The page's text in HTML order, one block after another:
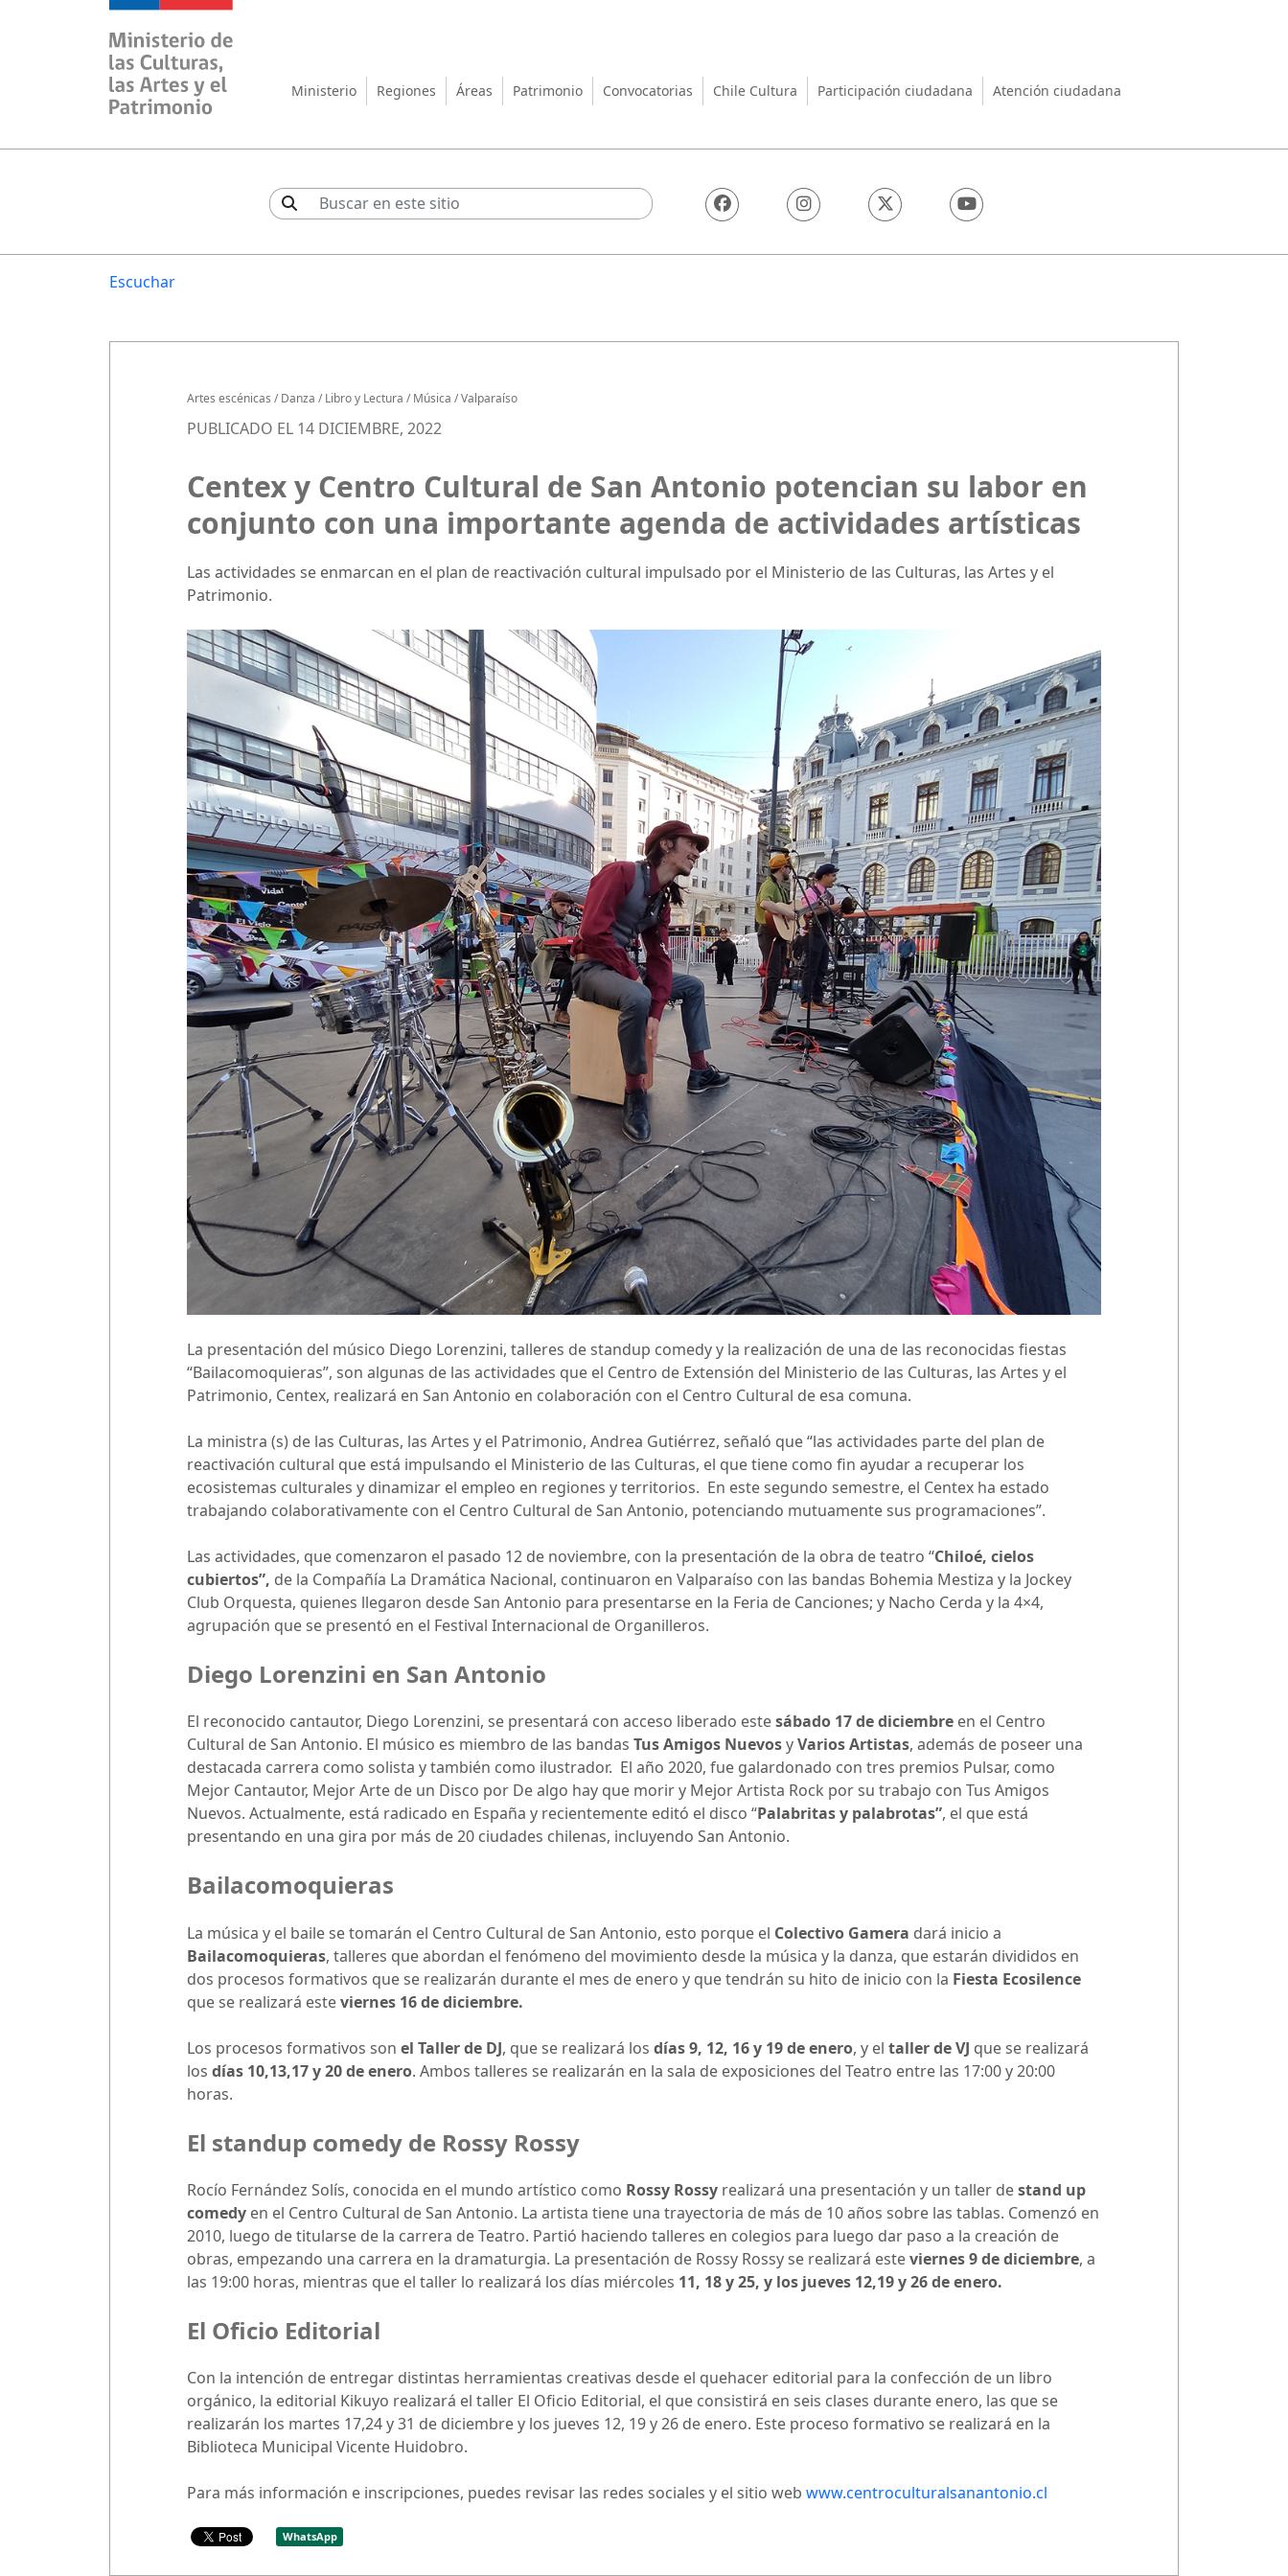
Ministerio de las Culturas, las Artes y el Patrimonio
Ministerio Regiones Áreas Patrimonio Convocatorias Chile Cultura Participación ciudadana Atención ciudadana
Escuchar
Artes escénicas /Danza /Libro y Lectura /Música /Valparaíso
PUBLICADO EL 14 DICIEMBRE, 2022
Centex y Centro Cultural de San Antonio potencian su labor en
conjunto con una importante agenda de actividades artísticas
Las actividades se enmarcan en el plan de reactivación cultural impulsado por el Ministerio de las Culturas, las Artes y el
Patrimonio.
La presentación del músico Diego Lorenzini, talleres de standup comedy y la realización de una de las reconocidas fiestas
“Bailacomoquieras”, son algunas de las actividades que el Centro de Extensión del Ministerio de las Culturas, las Artes y el
Patrimonio, Centex, realizará en San Antonio en colaboración con el Centro Cultural de esa comuna.
La ministra (s) de las Culturas, las Artes y el Patrimonio, Andrea Gutiérrez, señaló que “las actividades parte del plan de
reactivación cultural que está impulsando el Ministerio de las Culturas, el que tiene como fin ayudar a recuperar los
ecosistemas culturales y dinamizar el empleo en regiones y territorios. En este segundo semestre, el Centex ha estado
trabajando colaborativamente con el Centro Cultural de San Antonio, potenciando mutuamente sus programaciones”.
Las actividades, que comenzaron el pasado 12 de noviembre, con la presentación de la obra de teatro “Chiloé, cielos
cubiertos”, de la Compañía La Dramática Nacional, continuaron en Valparaíso con las bandas Bohemia Mestiza y la Jockey
Club Orquesta, quienes llegaron desde San Antonio para presentarse en la Feria de Canciones; y Nacho Cerda y la 4×4,
agrupación que se presentó en el Festival Internacional de Organilleros.
Diego Lorenzini en San Antonio
El reconocido cantautor, Diego Lorenzini, se presentará con acceso liberado estesábado 17 de diciembre en el Centro
Cultural de San Antonio. El músico es miembro de las bandas Tus Amigos NuevosyVarios Artistas, además de poseer una
destacada carrera como solista y también como ilustrador. El año 2020, fue galardonado con tres premios Pulsar, como
Mejor Cantautor, Mejor Arte de un Disco por De algo hay que morir y Mejor Artista Rock por su trabajo con Tus Amigos
Nuevos. Actualmente, está radicado en España y recientemente editó el disco “Palabritas y palabrotas”, el que está
presentando en una gira por más de 20 ciudades chilenas, incluyendo San Antonio.
Bailacomoquieras
La música y el baile se tomarán el Centro Cultural de San Antonio, esto porque el Colectivo Gamera dará inicio a
Bailacomoquieras, talleres que abordan el fenómeno del movimiento desde la música y la danza, que estarán divididos en
dos procesos formativos que se realizarán durante el mes de enero y que tendrán su hito de inicio con la Fiesta Ecosilence
que se realizará esteviernes 16 de diciembre.
Los procesos formativos son el Taller de DJ, que se realizará los días 9, 12, 16 y 19 de enero, y el taller de VJ que se realizará
los días 10,13,17 y 20 de enero. Ambos talleres se realizarán en la sala de exposiciones del Teatro entre las 17:00 y 20:00
horas.
El standup comedy de Rossy Rossy
Rocío Fernández Solís, conocida en el mundo artístico como Rossy Rossy realizará una presentación y un taller destand up
comedy en el Centro Cultural de San Antonio. La artista tiene una trayectoria de más de 10 años sobre las tablas. Comenzó en
2010, luego de titularse de la carrera de Teatro. Partió haciendo talleres en colegios para luego dar paso a la creación de
obras, empezando una carrera en la dramaturgia. La presentación de Rossy Rossy se realizará esteviernes 9 de diciembre, a
las 19:00 horas, mientras que el taller lo realizará los días miércoles 11, 18 y 25, y los jueves 12,19 y 26 de enero.
El Oficio Editorial
Con la intención de entregar distintas herramientas creativas desde el quehacer editorial para la confección de un libro
orgánico, la editorial Kikuyo realizará el taller El Oficio Editorial, el que consistirá en seis clases durante enero, las que se
realizarán los martes 17,24 y 31 de diciembre y los jueves 12, 19 y 26 de enero. Este proceso formativo se realizará en la
Biblioteca Municipal Vicente Huidobro.
Para más información e inscripciones, puedes revisar las redes sociales y el sitio web www.centroculturalsanantonio.cl
WhatsApp